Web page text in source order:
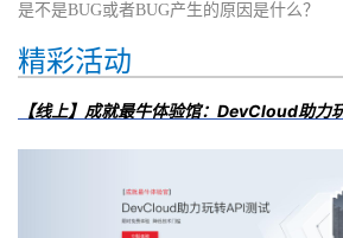
是不是BUG或者BUG产生的原因是什么？
精彩活动
【线上】成就最牛体验馆： DevCloud助力